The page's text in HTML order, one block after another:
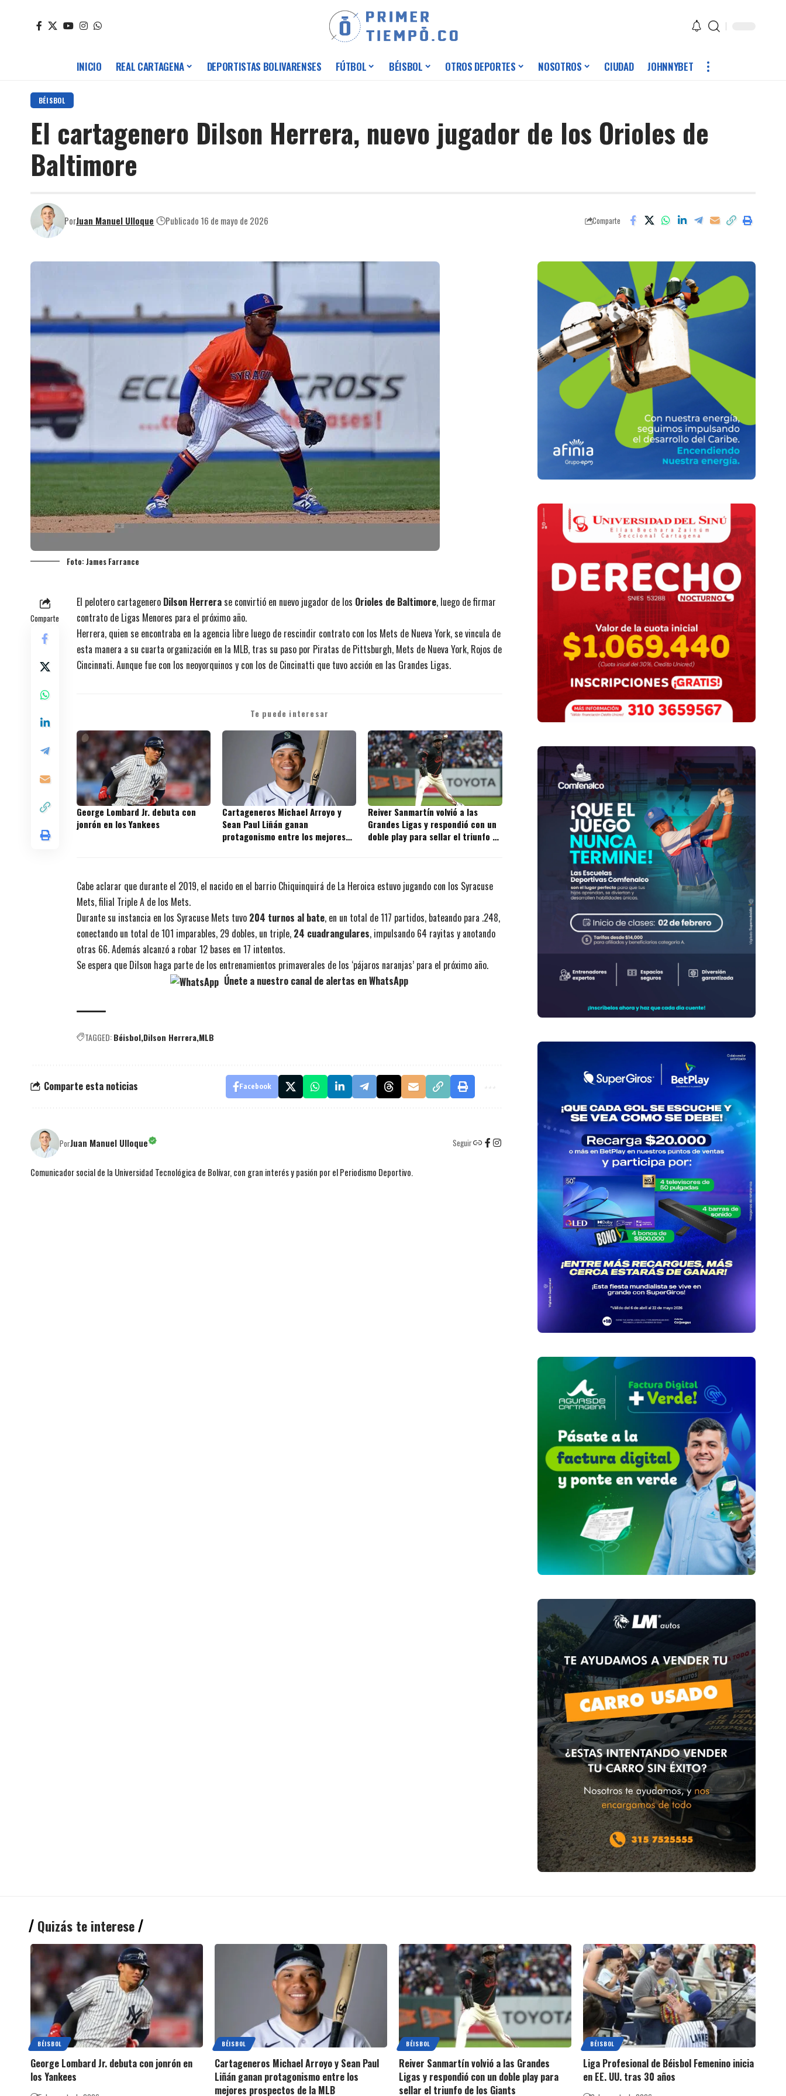
INICIO REAL CARTAGENA DEPORTISTAS BOLIVARENSES FÚTBOL BÉISBOL OTROS DEPORTES NOSOTROS CIUDAD JOHNNYBET
BÉISBOL
El cartagenero Dilson Herrera, nuevo jugador de los Orioles de
Baltimore
PorJuan Manuel Ulloque Publicado 16 de mayo de 2026 Comparte
Foto: James Farrance
Comparte
El pelotero cartagenero Dilson Herrerase convirtió en nuevo jugador de los Orioles de Baltimore, luego de firmar
contrato de Ligas Menores para el próximo año.
Herrera, quien se encontraba en la agencia libre luego de rescindir contrato con los Mets de Nueva York, se vincula de
esta manera a su cuarta organización en la MLB, tras su paso por Piratas de Pittsburgh, Mets de Nueva York, Rojos de
Cincinnati. Aunque fue con los neoyorquinos y con los de Cincinatti que tuvo acción en las Grandes Ligas.
Te puede interesar
George Lombard Jr. debuta con
jonrón en los Yankees
Cartageneros Michael Arroyo y
Sean Paul Liñán ganan
protagonismo entre los mejores
Reiver Sanmartín volvió a las
Grandes Ligas y respondió con un
doble play para sellar el triunfo de
Cabe aclarar que durante el 2019, el nacido en el barrio Chiquinquirá de La Heroica estuvo jugando con los Syracuse
Mets, filial Triple A de los Mets.
Durante su instancia en los Syracuse Mets tuvo 204 turnos al bate, en un total de 117 partidos, bateando para .248,
conectando un total de101 imparables, 29 dobles, un triple, 24 cuadrangulares, impulsando 64 rayitas y anotando
otras 66. Además alcanzó a robar 12 bases en 17 intentos.
Se espera que Dilson haga parte de los entrenamientos primaverales de los ‘pájaros naranjas’ para el próximo año.
Únete a nuestro canal de alertas en WhatsApp
TAGGED:Béisbol Dilson Herrera MLB
Comparte esta noticias Facebook
PorJuan Manuel Ulloque Seguir
Comunicador social de la Universidad Tecnológica de Bolívar, con gran interés y pasión por el Periodismo Deportivo.
Quizás te interese
BÉISBOL
George Lombard Jr. debuta con jonrón en
los Yankees
BÉISBOL
Cartageneros Michael Arroyo y Sean Paul
Liñán ganan protagonismo entre los
mejores prospectos de la MLB
BÉISBOL
Reiver Sanmartín volvió a las Grandes
Ligas y respondió con un doble play para
sellar el triunfo de los Giants
BÉISBOL
Liga Profesional de Béisbol Femenino inicia
en EE. UU. tras 30 años